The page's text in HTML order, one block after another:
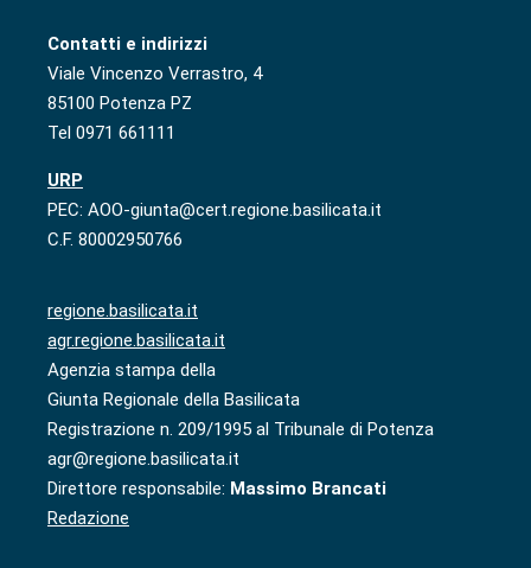
Contatti e indirizzi
Viale Vincenzo Verrastro, 4
85100 Potenza PZ
Tel 0971 661111
URP
PEC: AOO-giunta@cert.regione.basilicata.it
C.F. 80002950766
regione.basilicata.it
agr.regione.basilicata.it
Agenzia stampa della
Giunta Regionale della Basilicata
Registrazione n. 209/1995 al Tribunale di Potenza
agr@regione.basilicata.it
Direttore responsabile: Massimo Brancati
Redazione